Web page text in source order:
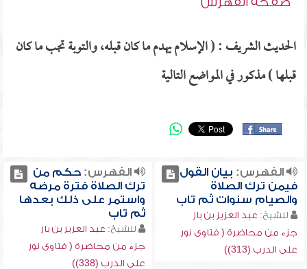
الحديث الشريف : ( الإسلام يهدم ما كان قبله، والتوبة تجب ما كان
قبلها ) مذكور في المواضع التالية
الفهرس: بيان القول
فيمن ترك الصلاة
والصيام سنوات ثم تاب
للشيخ: عبد العزيز بن باز
جزء من محاضرة ( فتاوى نور
على الدرب (313))
الفهرس:حكم من
ترك الصلاة فترة مرضه
واستمر على ذلك بعدها
ثم تاب
للشيخ: عبد العزيز بن باز
جزء من محاضرة ( فتاوى نور
على الدرب (338))